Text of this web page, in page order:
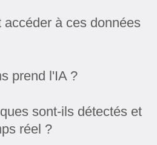
accéder à ces données
prend l'IA ?
sont-ils détectés et
réel ?